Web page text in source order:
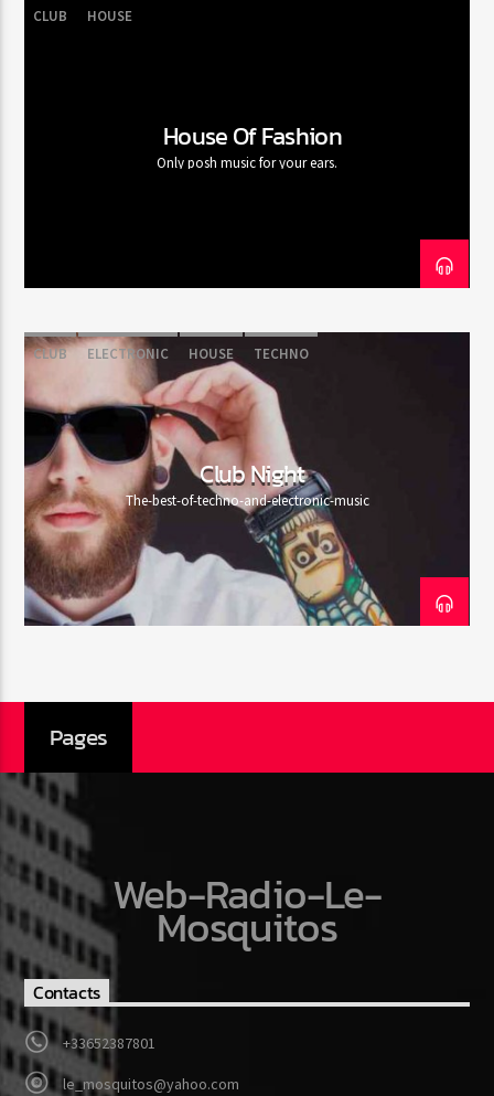
CLUB HOUSE
House Of Fashion
Only posh music for your ears.
CLUB ELECTRONIC HOUSE TECHNO
Club Night
The-best-of-techno-and-electronic-music
Pages
Web-Radio-Le-
Mosquitos
Contacts
+33652387801
le_mosquitos@yahoo.com